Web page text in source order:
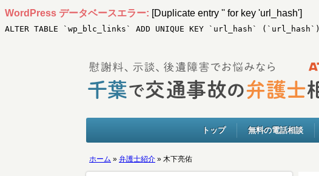
WordPress データベースエラー: [Duplicate entry '' for key 'url_hash']
ALTER TABLE `wp_blc_links` ADD UNIQUE KEY `url_hash` (`url_hash`)
トップ 無料の電話相談
ホーム » 弁護士紹介 » 木下亮佑